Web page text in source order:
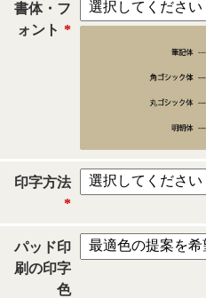
書体・フ
ォント *
印字方法
*
パッド印
刷の印字
色